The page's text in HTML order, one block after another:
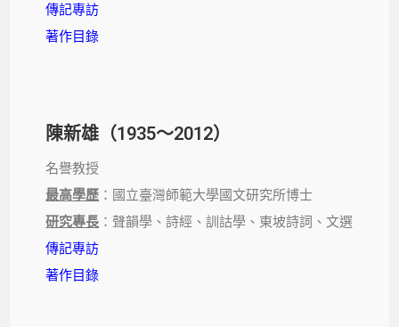
傳記專訪
著作目錄
陳新雄（1935～2012）
名譽教授
最高學歷 ：國立臺灣師範大學國文研究所博士
研究專長 ：聲韻學、詩經、訓詁學、東坡詩詞、文選
傳記專訪
著作目錄